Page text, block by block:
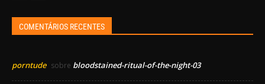
COMENTÁRIOS RECENTES
porntude sobre bloodstained-ritual-of-the-night-03